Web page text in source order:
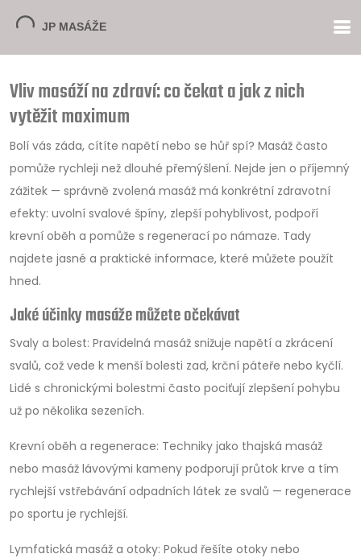
Vliv masáží na zdraví: co čekat a jak z nich
vytěžit maximum
Bolí vás záda, cítíte napětí nebo se hůř spí? Masáž často
pomůže rychleji než dlouhé přemýšlení. Nejde jen o příjemný
zážitek — správně zvolená masáž má konkrétní zdravotní
efekty: uvolní svalové špíny, zlepší pohyblivost, podpoří
krevní oběh a pomůže s regenerací po námaze. Tady
najdete jasné a praktické informace, které můžete použít
hned.
Jaké účinky masáže můžete očekávat
Svaly a bolest: Pravidelná masáž snižuje napětí a zkrácení
svalů, což vede k menší bolesti zad, krční páteře nebo kyčlí.
Lidé s chronickými bolestmi často pociťují zlepšení pohybu
už po několika sezeních.
Krevní oběh a regenerace: Techniky jako thajská masáž
nebo masáž lávovými kameny podporují průtok krve a tím
rychlejší vstřebávání odpadních látek ze svalů — regenerace
po sportu je rychlejší.
Lymfatická masáž a otoky: Pokud řešíte otoky nebo